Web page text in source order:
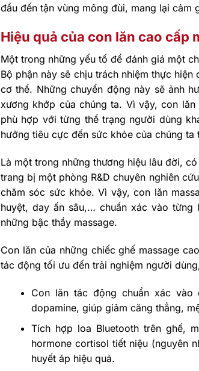
đầu đến tận vùng mông đùi, mang lại cảm
Hiệu quả của con lăn cao cấp
Một trong những yếu tố để đánh giá một
Bộ phận này sẽ chịu trách nhiệm thực
cơ thể. Những chuyển động này sẽ ảnh
xương khớp của chúng ta. Vì vậy, con
phù hợp với từng thể trạng người dùng
hưởng tiêu cực đến sức khỏe của chúng ta
Là một trong những thương hiệu lâu đời,
trang bị một phòng R&D chuyên nghiên
chăm sóc sức khỏe. Vì vậy, con lăn
huyệt, day ấn sâu,… chuẩn xác vào
những bậc thầy massage.
Con lăn của những chiếc ghế massage
tác động tối ưu đến trải nghiệm người
Con lăn tác động chuẩn xác vào
dopamine, giúp giảm căng thẳng,
Tích hợp loa Bluetooth trên ghế,
hormone cortisol tiết niệu (nguyên
huyết áp hiệu quả.